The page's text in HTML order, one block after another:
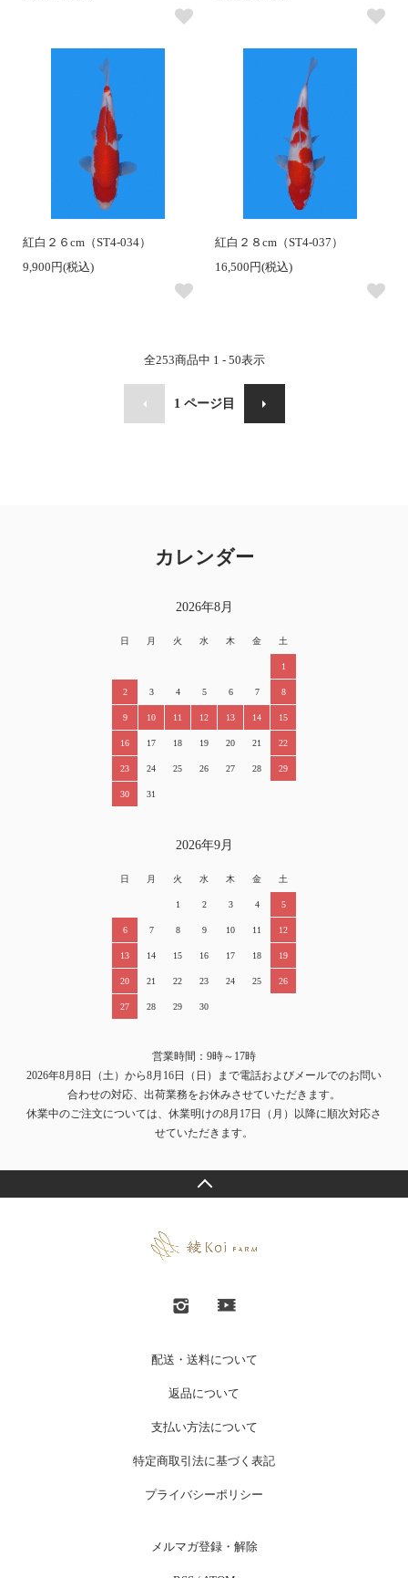
紅白２６cm（ST4-034）
9,900円(税込)
紅白２８cm（ST4-037）
16,500円(税込)
全253商品中 1 - 50表示
1 ページ目
カレンダー
2026年8月
日 月 火 水 木 金 土
1
2 3 4 5 6 7 8
9 10 11 12 13 14 15
16 17 18 19 20 21 22
23 24 25 26 27 28 29
30 31
2026年9月
日 月 火 水 木 金 土
1 2 3 4 5
6 7 8 9 10 11 12
13 14 15 16 17 18 19
20 21 22 23 24 25 26
27 28 29 30
営業時間：9時～17時
2026年8月8日（土）から8月16日（日）まで電話およびメールでのお問い
合わせの対応、出荷業務をお休みさせていただきます。
休業中のご注文については、休業明けの8月17日（月）以降に順次対応さ
せていただきます。
配送・送料について
返品について
支払い方法について
特定商取引法に基づく表記
プライバシーポリシー
メルマガ登録・解除